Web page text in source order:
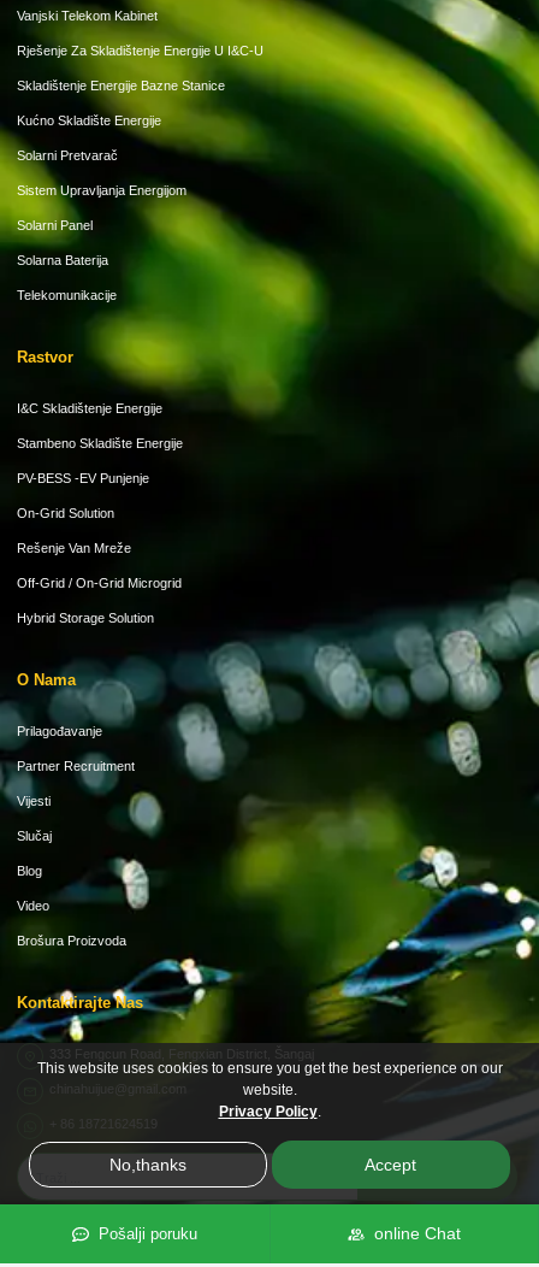
Vanjski Telekom Kabinet
Rješenje Za Skladištenje Energije U I&C-U
Skladištenje Energije Bazne Stanice
Kućno Skladište Energije
Solarni Pretvarač
Sistem Upravljanja Energijom
Solarni Panel
Solarna Baterija
Telekomunikacije
Rastvor
I&C Skladištenje Energije
Stambeno Skladište Energije
PV-BESS -EV Punjenje
On-Grid Solution
Rešenje Van Mreže
Off-Grid / On-Grid Microgrid
Hybrid Storage Solution
O Nama
Prilagođavanje
Partner Recruitment
Vijesti
Slučaj
Blog
Video
Brošura Proizvoda
Kontaktirajte Nas
333 Fengcun Road, Fengxian District, Šangaj
chinahuijue@gmail.com
PRETRAGA
Pošalji poruku online Chat
This website uses cookies to ensure you get the best experience on our
website.
Privacy Policy.
No,thanks Accept